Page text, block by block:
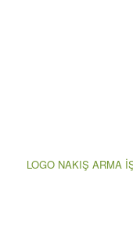
LOGO NAKIŞ ARMA